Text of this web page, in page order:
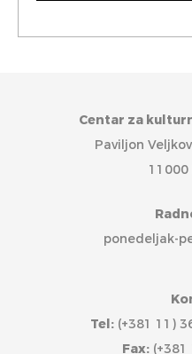
Centar za
Paviljon
ponedeljak-
Tel: (+381 11)
Fax:(+381